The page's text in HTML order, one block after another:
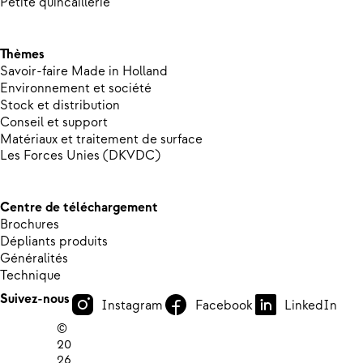
Thèmes
Savoir-faire Made in Holland
Environnement et société
Stock et distribution
Conseil et support
Matériaux et traitement de surface
Les Forces Unies (DKVDC)
Centre de téléchargement
Brochures
Dépliants produits
Généralités
Technique
Suivez-nous
Instagram Facebook
LinkedIn
©
20